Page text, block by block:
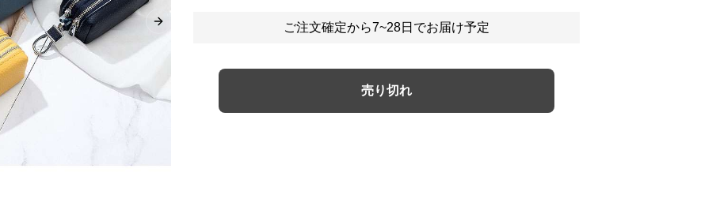
Next slide ご注文確定から7~28日でお届け予定
売り切れ